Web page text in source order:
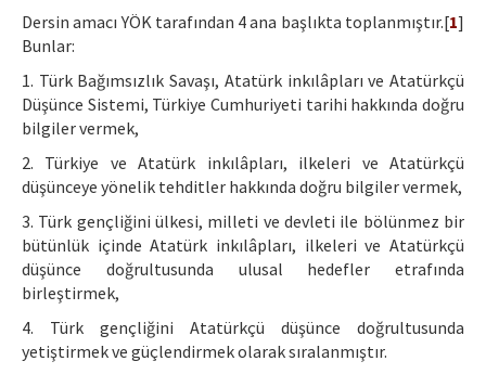
Dersin amacı YÖK tarafından 4 ana başlıkta toplanmıştır.[1]
Bunlar:
1. Türk Bağımsızlık Savaşı, Atatürk inkılâpları ve Atatürkçü
Düşünce Sistemi, Türkiye Cumhuriyeti tarihi hakkında doğru
bilgiler vermek,
2. Türkiye ve Atatürk inkılâpları, ilkeleri ve Atatürkçü
düşünceye yönelik tehditler hakkında doğru bilgiler vermek,
3. Türk gençliğini ülkesi, milleti ve devleti ile bölünmez bir
bütünlük içinde Atatürk inkılâpları, ilkeleri ve Atatürkçü
düşünce doğrultusunda ulusal hedefler etrafında
birleştirmek,
4. Türk gençliğini Atatürkçü düşünce doğrultusunda
yetiştirmek ve güçlendirmek olarak sıralanmıştır.